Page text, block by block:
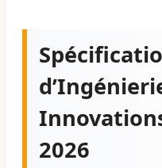
2026